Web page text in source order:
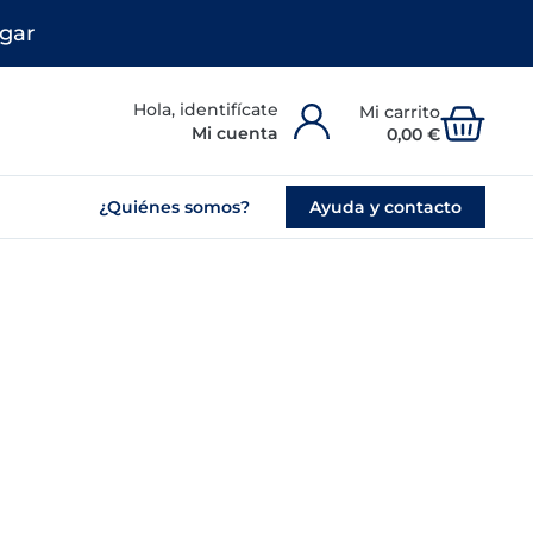
Mi cuenta 0,00 €
¿Quiénes somos? Ayuda y contacto